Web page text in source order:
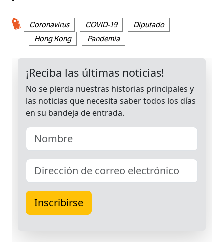
Coronavirus COVID-19
Diputado
Hong Kong
Pandemia